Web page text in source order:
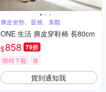
麂皮坐墊、質感、美觀
ONE 生活 麂皮穿鞋椅 長80cm
$858 79折
限時下殺 券
貨到通知我